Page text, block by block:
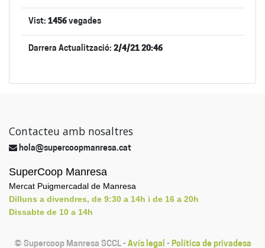
Vist: 1456 vegades
Darrera Actualització: 2/4/21 20:46
Contacteu amb nosaltres
hola@supercoopmanresa.cat
SuperCoop Manresa
Mercat Puigmercadal de Manresa
Dilluns a divendres, de 9:30 a 14h i de 16 a 20h
Dissabte de 10 a 14h
© Supercoop Manresa SCCL - Avís legal - Política de privadesa